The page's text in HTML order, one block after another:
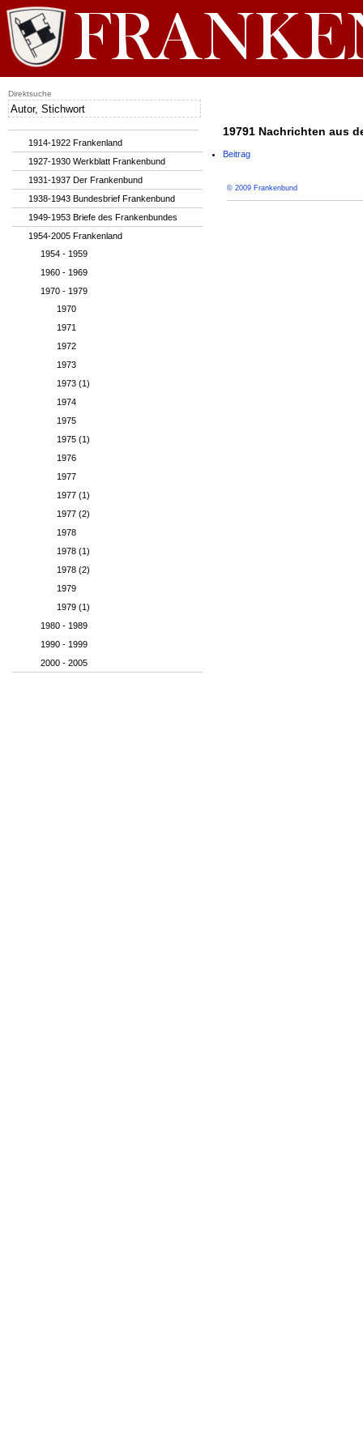
19791 Nachrichten aus
Beitrag
© 2009 Frankenbund
1914-1922 Frankenland
1927-1930 Werkblatt Frankenbund
1931-1937 Der Frankenbund
1938-1943 Bundesbrief Frankenbund
1949-1953 Briefe des Frankenbundes
1954-2005 Frankenland
1954 - 1959
1960 - 1969
1970 - 1979
1970
1971
1972
1973
1973 (1)
1974
1975
1975 (1)
1976
1977
1977 (1)
1977 (2)
1978
1978 (1)
1978 (2)
1979
1979 (1)
1980 - 1989
1990 - 1999
2000 - 2005
Direktsuche